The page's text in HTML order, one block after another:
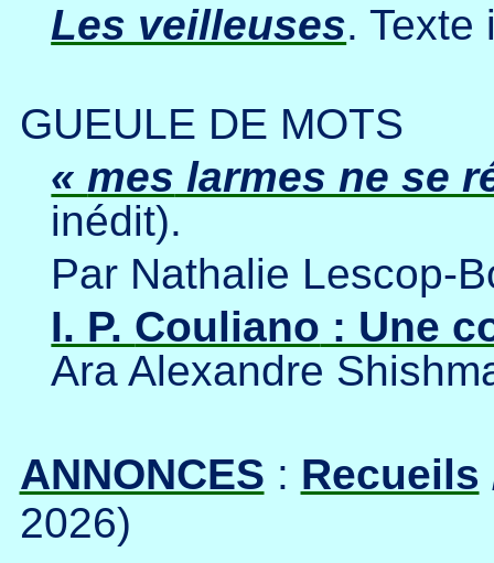
Les veilleuses. Texte
GUEULE DE MOTS
« mes larmes ne se
inédit).
Par Nathalie Lescop-
I. P. Couliano : Une
Ara Alexandre
ANNONCES : Recueils
2026)